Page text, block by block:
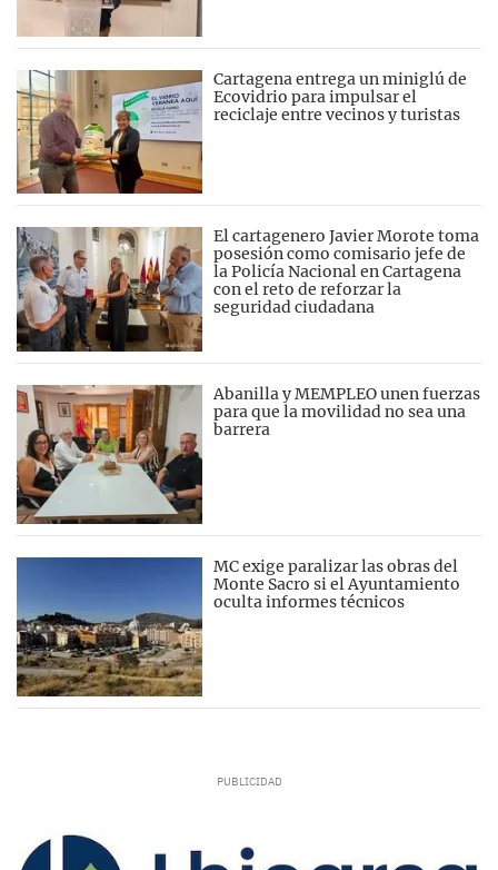
Cartagena entrega un miniglú de
Ecovidrio para impulsar el
reciclaje entre vecinos y turistas
El cartagenero Javier Morote toma
posesión como comisario jefe de
la Policía Nacional en Cartagena
con el reto de reforzar la
seguridad ciudadana
Abanilla y MEMPLEO unen fuerzas
para que la movilidad no sea una
barrera
MC exige paralizar las obras del
Monte Sacro si el Ayuntamiento
oculta informes técnicos